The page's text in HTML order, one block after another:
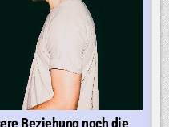
Beziehung noch die